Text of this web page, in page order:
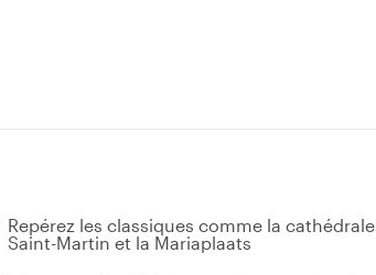
Repérez les classiques comme la cathédrale
Saint-Martin et la Mariaplaats